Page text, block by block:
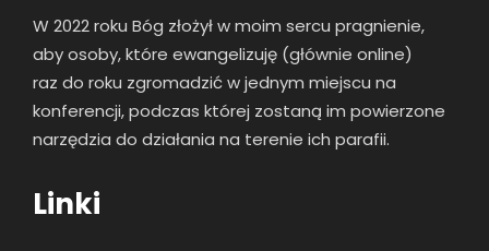
W 2022 roku Bóg złożył w moim sercu pragnienie,
aby osoby, które ewangelizuję (głównie online)
raz do roku zgromadzić w jednym miejscu na
konferencji, podczas której zostaną im powierzone
narzędzia do działania na terenie ich parafii.
Linki